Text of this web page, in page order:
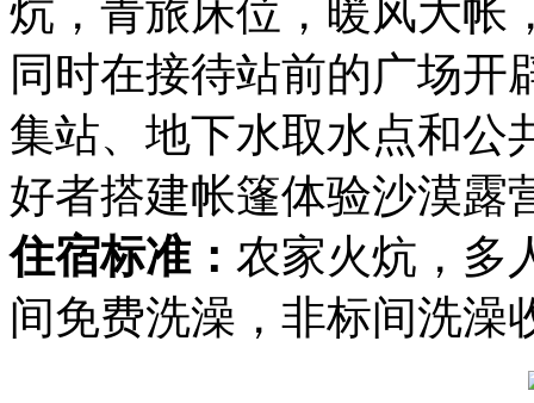
炕，青旅床位，暖风大帐
同时在接待站前的广场开
集站、地下水取水点和公
好者搭建帐篷体验沙漠露
住宿标准： 农家火炕，多
间免费洗澡，非标间洗澡